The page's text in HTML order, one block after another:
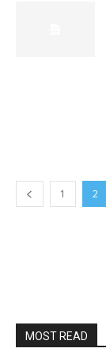
1 2
MOST READ